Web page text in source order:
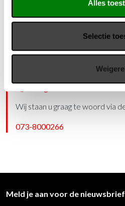
Alles
Selectie
standaard kan in 6 verschillende
van bijna rechtop tot bijna
zilverkleurige accenten. De
geleverd met een opbergtasje.
Wij staan u graag te woord via
073-8000266
Meld je aan voor de nieuwsbrief